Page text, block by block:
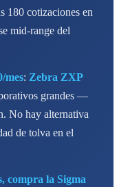
180 cotizaciones en
mid-range del
mes: Zebra ZXP
grandes —
No hay alternativa
de tolva en el
compra la Sigma